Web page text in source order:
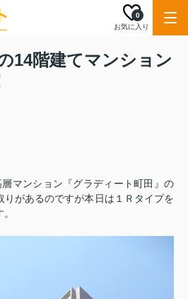
お気に入り
0
14階建てマンション
マンション『グラディート町田』の
りがあるのですが本日は１Ｒタイプを